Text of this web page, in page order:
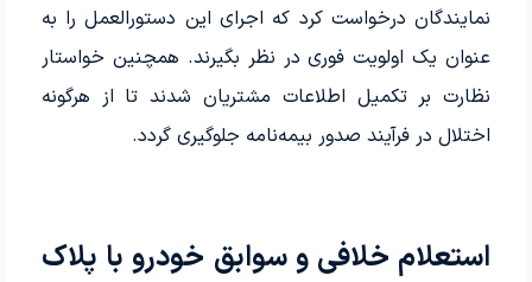
نمایندگان درخواست کرد که اجرای این دستورالعمل را به
عنوان یک اولویت فوری در نظر بگیرند. همچنین خواستار
نظارت بر تکمیل اطلاعات مشتریان شدند تا از هرگونه
اختلال در فرآیند صدور بیمه‌نامه جلوگیری گردد.
استعلام خلافی و سوابق خودرو با پلاک